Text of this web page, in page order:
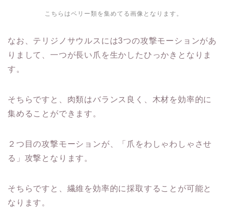
こちらはベリー類を集めてる画像となります。
なお、テリジノサウルスには3つの攻撃モーションがあ
りまして、一つが長い爪を生かしたひっかきとなりま
す。
そちらですと、肉類はバランス良く、木材を効率的に
集めることができます。
２つ目の攻撃モーションが、「爪をわしゃわしゃさせ
る」攻撃となります。
そちらですと、繊維を効率的に採取することが可能と
なります。